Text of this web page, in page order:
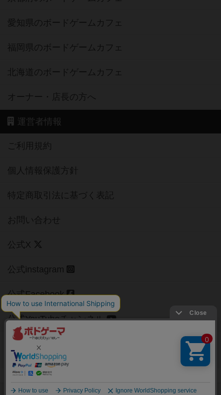
愛知県のボードゲームカフェ
福岡県のボードゲームカフェ
北海道のボードゲームカフェ
オーナー・店長の方へ
運営者情報
ご利用規約
個人情報保護方針
特定商取引法に基づく表記
お問い合わせ
公式X
公式instagram
公式Facebook
公式YouTubeチャンネル